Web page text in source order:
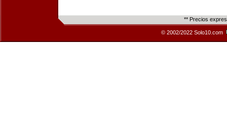
** Precios
© 2002/2022 Solo10.com